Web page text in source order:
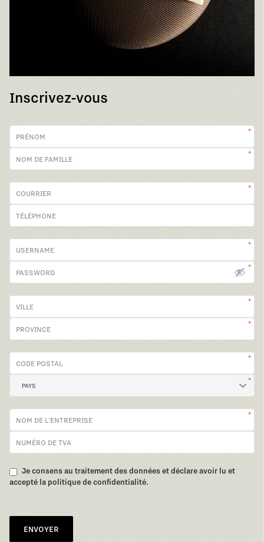
Inscrivez-vous
Je consens au traitement des données et déclare avoir lu et
accepté la politique de confidentialité.
ENVOYER